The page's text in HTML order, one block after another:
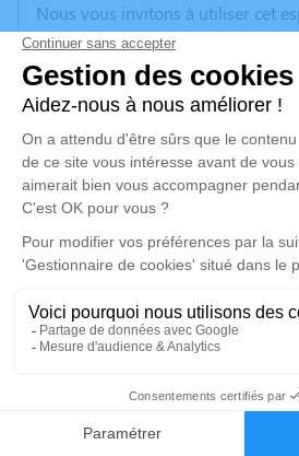
Faire-part
Nous vous invitons à utiliser cet
vos condoléances, partager des
anecdote ou exprimer vos pensées
poèmes ou des textes. Cet endroit
d'expression dédié à honorer la
FLEURISSON.
Un service de plantation d’arbre
disponible ici.
Cérémonie civile
Crématorium d'Amiens
Avenue François Mitterrand